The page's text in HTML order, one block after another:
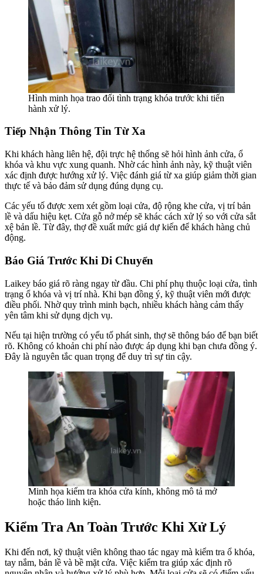
Hình minh họa trao đổi tình trạng khóa trước khi tiến
hành xử lý.
Tiếp Nhận Thông Tin Từ Xa
Khi khách hàng liên hệ, đội trực hệ thống sẽ hỏi hình ảnh cửa, ổ
khóa và khu vực xung quanh. Nhờ các hình ảnh này, kỹ thuật viên
xác định được hướng xử lý. Việc đánh giá từ xa giúp giảm thời gian
thực tế và bảo đảm sử dụng đúng dụng cụ.
Các yếu tố được xem xét gồm loại cửa, độ rộng khe cửa, vị trí bản
lề và dấu hiệu kẹt. Cửa gỗ nở mép sẽ khác cách xử lý so với cửa sắt
xệ bản lề. Từ đây, thợ đề xuất mức giá dự kiến để khách hàng chủ
động.
Báo Giá Trước Khi Di Chuyển
Laikey báo giá rõ ràng ngay từ đầu. Chi phí phụ thuộc loại cửa, tình
trạng ổ khóa và vị trí nhà. Khi bạn đồng ý, kỹ thuật viên mới được
điều phối. Nhờ quy trình minh bạch, nhiều khách hàng cảm thấy
yên tâm khi sử dụng dịch vụ.
Nếu tại hiện trường có yếu tố phát sinh, thợ sẽ thông báo để bạn biết
rõ. Không có khoản chi phí nào được áp dụng khi bạn chưa đồng ý.
Đây là nguyên tắc quan trọng để duy trì sự tin cậy.
Minh họa kiểm tra khóa cửa kính, không mô tả mở
hoặc tháo linh kiện.
Kiểm Tra An Toàn Trước Khi Xử Lý
Khi đến nơi, kỹ thuật viên không thao tác ngay mà kiểm tra ổ khóa,
tay nắm, bản lề và bề mặt cửa. Việc kiểm tra giúp xác định rõ